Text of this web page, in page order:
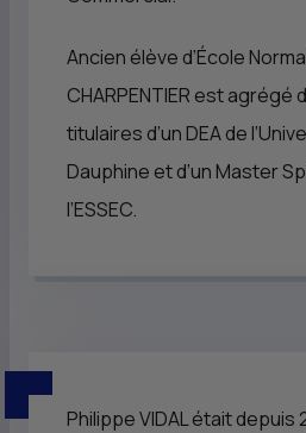
Ancien élève d’École
CHARPENTIER est agrégé
titulaires d’un DEA de
Dauphine et d’un Master
l’ESSEC.
Philippe VIDAL était depuis